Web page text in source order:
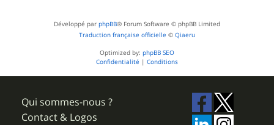
Développé par phpBB® Forum Software © phpBB Limited
Traduction française officielle © Qiaeru
Optimized by: phpBB SEO
Confidentialité | Conditions
Qui sommes-nous ?
Contact & Logos